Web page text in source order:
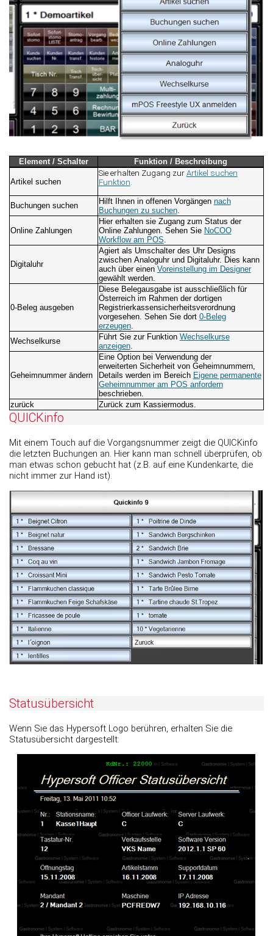
Element / Schalter Funktion / Beschreibung
Artikel suchen
Sie erhalten Zugang zur Artikel suchen
Funktion.
Buchungen suchen Hilft Ihnen in offenen Vorgängen nach
Buchungen zu suchen.
Online Zahlungen
Hier erhalten sie Zugang zum Status der
Online Zahlungen. Sehen Sie NoCOO
Workflow am POS.
Digitaluhr
Agiert als Umschalter des Uhr Designs
zwischen Analoguhr und Digitaluhr. Dies kann
auch über einen Voreinstellung im Designer
gewählt werden.
0-Beleg ausgeben
Diese Belegausgabe ist ausschließlich für
Österreich im Rahmen der dortigen
Registrierkassensicherheitsverordnung
vorgesehen. Sehen Sie dort 0-Beleg
erzeugen.
Wechselkurse
Führt Sie zur Funktion Wechselkurse
anzeigen.
Geheimnummer ändern
Eine Option bei Verwendung der
erweiterten Sicherheit von Geheimnummern,
Details werden im Bereich Eigene permanente
Geheimnummer am POS anfordern
beschrieben.
zurück
Zurück zum Kassiermodus.
QUICKinfo
Mit einem Touch auf die Vorgangsnummer zeigt die QUICKinfo
die letzten Buchungen an. Hier kann man schnell überprüfen, ob
man etwas schon gebucht hat (z.B. auf eine Kundenkarte, die
nicht immer zur Hand ist).
Statusübersicht
Wenn Sie das Hypersoft Logo berühren, erhalten Sie die
Statusübersicht dargestellt: